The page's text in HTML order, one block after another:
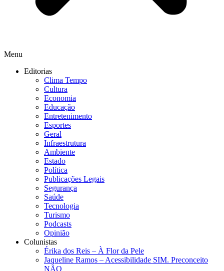
Menu
Editorias
Clima Tempo
Cultura
Economia
Educação
Entretenimento
Esportes
Geral
Infraestrutura
Ambiente
Estado
Política
Publicações Legais
Segurança
Saúde
Tecnologia
Turismo
Podcasts
Opinião
Colunistas
Érika dos Reis​ – À Flor da Pele
Jaqueline Ramos – Acessibilidade SIM. Preconceito
NÃO